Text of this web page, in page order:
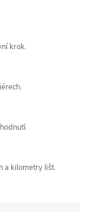
krok.
a kilometry lišt.